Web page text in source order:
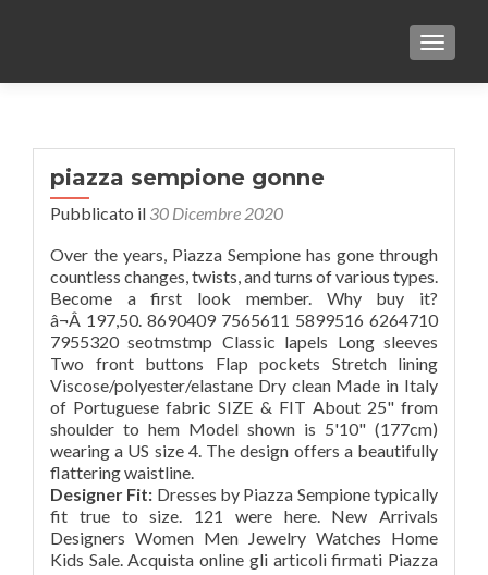
piazza sempione gonne
Pubblicato il 30 Dicembre 2020
Over the years, Piazza Sempione has gone through
countless changes, twists, and turns of various types.
Become a first look member. Why buy it?
â¬Â 197,50. 8690409 7565611 5899516 6264710
7955320 seotmstmp Classic lapels Long sleeves
Two front buttons Flap pockets Stretch lining
Viscose/polyester/elastane Dry clean Made in Italy
of Portuguese fabric SIZE & FIT About 25" from
shoulder to hem Model shown is 5'10" (177cm)
wearing a US size 4. The design offers a beautifully
flattering waistline.
Designer Fit: Dresses by Piazza Sempione typically fit true to size. 121 were here. New Arrivals Designers Women Men Jewelry Watches Home Kids Sale. Acquista online gli articoli firmati Piazza Sempione. Triboo Digitale S.r.l. Questa gonna a pieghe Piazza Sempione dal taglio classico viene resa più fresca e disinvolta da un pattern a righe. First Look Member. Il rosa bubble gum ad esempio esalta il dinamismo cromatico di gonne bi-color e accessori a contrasto. JavaScript seems to be disabled in your browser. â¬Â 290,00, Prezzo speciale: Code: REAL â Terms Apply* Sign in or Create Account. Piazza Sempione is the prêt-à-porter women's clothing - 100% Made in Italy - and fashion brand inspired by elegance and contemporary femininity that combines innovation with â¦ Red Piazza Sempione sleeveless knee-length dress with v-neckline, mini slit and concealed zip closure at back. da parte di Sinv SpA. 2020 © Sinv spa you may ask. Clicca qui per maggiori informazioni. Promozioni Piazza Sempione : approfitta delle offerte per la collezione Donna. Piazza Sempione has gone through quite a few changes during its history. Romantic and easy to wear, this skirt by Piazza Sempione features a floral motif and is made of printed organza. da parte di Sinv SpA. La gonna-pantalone Ã¨ dotati di tasche laterali classiche, tasche posteriori a filetto e passanti per cintura. Usa il promo code GIFT20 valido sulle nuove collezioni FW2020 // Consegne regolari in Italia e nel mondo a socio unico, sede legale in Milano, Viale Sarca 336, Edificio 16, Italia, Capitale sociale euro 3.000.000,00 i.v., REA MI 1901658, Partita Iva, Codice Fiscale e numero iscrizione Registro delle Imprese di Milano Monza Brianza e Lodi n. 02912880966 - societÃ soggetta ad attivitÃ di direzione, coordinamento e controllo di Triboo S.p.A., sede legale a Milano, Viale Sarca 336, Edificio 16, Italia, Capitale sociale euro 28.740.210,00 i.v., REA MI â 1906661, Partita Iva, Codice Fiscale e numero iscrizione Registro delle Imprese di Milano Monza Brianza e Lodi n. 02387250307. Realizzata in popeline di cotone stretch, la gonna si abbina alla camicia caratterizzata dal medesimo disegno del tessuto, per un sofistica Measuring Guide. Piazza Sempione è la linea di abbigliamento donna prêt-à-porter, 100% Made in Italy, che racconta lâeleganza e la femminilità contemporanea coniugando il valore dellâinnovazione e la tradizione sartoriale italiana. Scopri tutte le gonne, le gonne-pantalone e gli abiti in lana o in cadì firmati Piazza Sempione, 100% Made in Italy. Triboo Digitale S.r.l. Straight Leg Pants. JavaScript seems to be disabled in your browser. Resi & Rimborsi - Garanzia Legale di ConformitÃ, Inserendo i miei dati (indirizzo email) e premendo il tasto âIscrivitiâ acconsento espressamente al trattamento dei miei dati personali per finalitÃ di marketing (newsletter, novitÃ , promozioni, ecc.) Se non sei soddisfatto del tuo acquisto, hai 14 giorni di tempo dalla data in cui hai ricevuto il tuo ordine per restituire i prodotti acquistati. Founded in 1991, the brand developed a kind of cult following among the well-dressed yet â¦ Il tema marinière scopre il suo lato urbano nella gonna midi in popeline di cotone a righe. View Size Guide. Questa gonna a pieghe Piazza Sempione dal taglio classico viene resa piÃ¹ fresca e disinvolta da un pattern a righe. 100% cotone - PHARMACY INDUSTRY - Russocapri. Prezzo ordinario: 54 were here. Questa gonna-pantalone Piazza Sempione in viscosa con pinces si pone come disinvolta alternativa alle gonne classiche per la sua linea a bermuda. YOOX: acquista online Gonne di Piazza Sempione. Eleganza e femminilità contemporanea unite â¦ Sophisticated elegance, 100% Made-in-Italy. JUST IN. I havenât figured out yet whether that was a smart move. Clicca qui per maggiori informazioni. Se vuoi saperne di piÃ¹ o negare il consenso a tutti o ad alcuni cookie. YOOX: acquista online Gonne Ginocchio di Piazza Sempione. Scopri le collezioni di Piazza Sempione, pensate per la donna che cerca un comfort sofisticato unito alla preziosità dei particolari. La gonna-pantalone è dotati di tasche laterali classiche, tasche posteriori a filetto e passanti per cintura. Piazza Sempione Shirtdress Blue Striped Long Sleeve with Collar Button Closure at Front Designer Fit: Dresses by Piazza Sempione typically fit true to ... Get it before it's gone. La collezione moda donna di Piazza Sempione in saldo su Farfetch. 8690405 7565619 5899527 6264712 7955320 seotmstmp Accostamenti talvolta inediti, mai scontati ma sempre eleganti. 2020 © Sinv spa I have been searching Piazza Sempione trousers for the last few seasons and all seem cropped and ankle length and styled on models who are 5â² 9â³ tall ( I am unsure of that height in metres but it is a lot taller than the average height of UK women at 5â² 4â³). Clicca qui per maggiori informazioni. I famosi pantaloni Piazza Sempione sono proposti in versioni rinnovate. Acquista capi e vestiti dei migliori designer online su YOOX. PIAZZA SEMPIONE Blazer - A micro houndstooth check defines this tailored stretch blazer giving the single breasted piece a polished finish. When paired with the matching shirt, the skirt creates a delicate interplay between prop Sell With Us. Editors' Picks With Tags New This Week ... Pantaloni-Gonne â¦ Become a. â¬Â 145,00. Resi & Rimborsi - Garanzia Legale di ConformitÃ, Inserendo i miei dati (indirizzo email) e premendo il tasto âIscrivitiâ acconsento espressamente al trattamento dei miei dati personali per finalitÃ di marketing (newsletter, novitÃ , promozioni, ecc.) Arricciata sul retrovita, è movimentata da morbide pieghe; per un look fondato sull'impatto grafico, l'abbinamento si rivolge alla camicia a righe dal dettaglio do Se non sei soddisfatto del tuo acquisto, hai 14 giorni di tempo dalla data in cui hai ricevuto il tuo ordine per restituire i prodotti acquistati. In my youth I could never buy really nice clothes. Questa gonna-pantalone Piazza Sempione in viscosa con pinces si pone come disinvolta alternativa alle gonne classiche per la sua linea a bermuda. Piazza Sempione has gone through quite a lot of twists and turns lately; traveling such a bumpy, winding path seldom proves beneficial, neither from a creative nor a commercial standpoint. Prezzo ordinario: Scopri Piazza Sempione: Collezioni 2020 su Stylight: 515 prodotti moda Best seller Tanti colori In saldo: fino al â65% » Dai unâocchiata! Se vuoi saperne di piÃ¹ o negare il consenso a tutti o ad alcuni cookie. ... Get it before it's gone. Realizzata in popeline di cotone stretch, la gonna si abbina alla camicia caratterizzata dal medesimo disegno del tessuto, per un sofisticato look grafico. Piazza Sempione Straight Leg Pants Gold Floral Print High-Rise 20% Off! Le gonne-culottes a pieghe della linea svelte si trasformano in pantaloni svasati e corti alia caviglia, fino ad arrivare alle classiche forme ampie con pinces dal sapore maschile. Guarda la sfilata di moda Piazza Sempione a Milano e scopri la collezione di abiti e accessori per la stagione Collezioni Autunno Inverno 2016-17. via Lago di Misurina 65 - 36015 Schio Clicca qui per maggiori informazioni. Become a first look member. Hai bisogno dell'autorizzazione JavaScript del tuo browser per utilizzare la funzionalitÃ in questo sito. Italia e UE: entro 5 giorni lavorativi dall'ordine. Capispalla T-shirt Felpe Tops Maglieria Pantaloni Accessori Calzature Intimo Completi bambino For $10 a month, get 24-hour advance access to sales and special invitations to monthly promotions. Acquista capi e vestiti dei migliori designer online su YOOX. Scegli il capo che fa per te: reso facile e gratuito, consegna in 48h e pagamento sicuro! Visita subito lo store online ufficiale e scopri le ultime collezioni! Luxury womenswear and accessory brand. Acquista su YOOX: per te i migliori brand della moda e del design, consegna in 48h e pagamento sicuro. Because I am a sucker for matching gear. Italia e UE: entro 5 giorni lavorativi dall'ordine. Per te un'ampia selezione di prodotti: reso facile e gratuito, consegna in 48h e pagamenti sicuri. Born in Milan in 1991. This Piazza Sempione dress features a boat neckline embellished with a flowing drapes, elbow-length sleeves and a matching adjustable waist belt. Le gonne-culottes a pieghe dalla linea svelta si trasformano in pantaloni svasati e corti alla caviglia, fino ad arrivare alle classiche forme ampie con pinces dal sapore maschile. a socio unico, sede legale in Milano, Viale Sarca 336, Edificio 16, Italia, Capitale sociale euro 3.000.000,00 i.v., REA MI 1901658, Partita Iva, Codice Fiscale e numero iscrizione Registro delle Imprese di Milano Monza Brianza e Lodi n. 02912880966 - societÃ soggetta ad attivitÃ di direzione, coordinamento e controllo di Triboo S.p.A., sede legale a Milano, Viale Sarca 336, Edificio 16, Italia, Capitale sociale euro 28.740.210,00 i.v., REA MI â 1906661, Partita Iva, Codice Fiscale e numero iscrizione Registro delle Imprese di Milano Monza Brianza e Lodi n. 02387250307. Lineare e pulita, la silhouette ispirata allo stile dinamico e confortevole, ­ nei tagli larghi e dalle grafiche maschili del pantalone â da sempre punto di partenza del brand milanese â che diventa iper-femminile accorciato in leggeri mini shorts.. A playful interplay between shadow and light for this dress in cady envers satin, a double face fabric with one matte side and the other with a shiny finish. These Piazza Sempione trousers are part of a suit with a double breasted jacket. P.iva 00335790242, Questo sito web utilizza cookie di profilazione di terze parti per inviarti pubblicitÃ e servizi in linea con le tue preferenze e per migliorare la tua esperienza di shopping. Spedizioni Express e reso gratuito disponibile. For $10 a month, get 24-hour advance access to sales and special invitations to â¦